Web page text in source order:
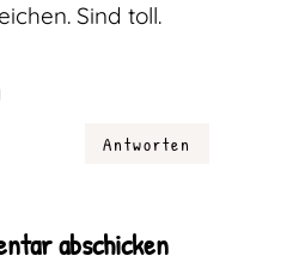
Sind toll.
Antworten
abschicken